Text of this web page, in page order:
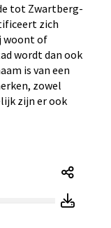
tot Zwartberg-
zich
woont of
wordt dan ook
is van een
zowel
zijn er ook
De
De